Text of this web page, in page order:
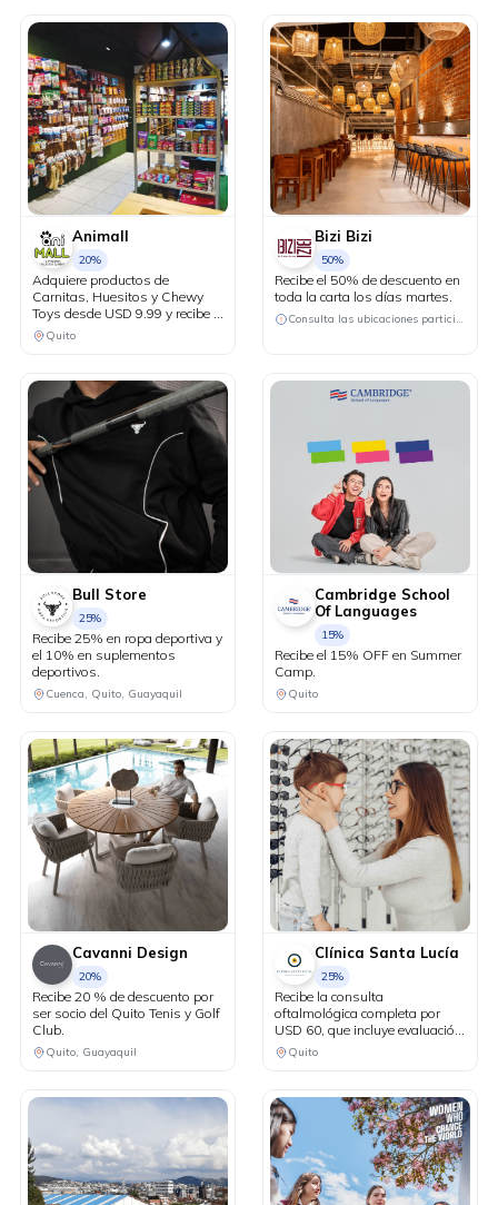
Animall
20%
Adquiere productos de
Carnitas, Huesitos y Chewy
Toys desde USD 9.99 y recibe el
20% de descuento en tu factura
al pagar con tu tarjeta Diners
Quito
Bizi Bizi
50%
Recibe el 50% de descuento en
toda la carta los días martes.
Consulta las ubicaciones participantes
Bull Store
25%
Recibe 25% en ropa deportiva y
el 10% en suplementos
deportivos.
Cuenca, Quito, Guayaquil
Cambridge School
Of Languages
15%
Recibe el 15% OFF en Summer
Camp.
Quito
Cavanni Design
20%
Recibe 20 % de descuento por
ser socio del Quito Tenis y Golf
Club.
Quito, Guayaquil
Clínica Santa Lucía
25%
Recibe la consulta
oftalmológica completa por
USD 60, que incluye evaluación
con Maya sin costo. 25% de
descuento en lentes oftálmicos
descuento en lentes de
contacto. 25% de descuento en
exámenes complementarios.
15% de descuento en cirugías
refractivas para pacientes
candidatos.
Quito